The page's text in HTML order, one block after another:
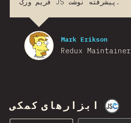
Mark Erikson
Redux Maintainer
ابزارهای کمکی